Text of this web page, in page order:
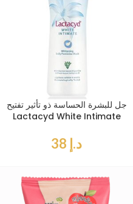
جل للبشرة الحساسة ذو تأثير تفتيح
Lactacyd White Intimate
د.إ